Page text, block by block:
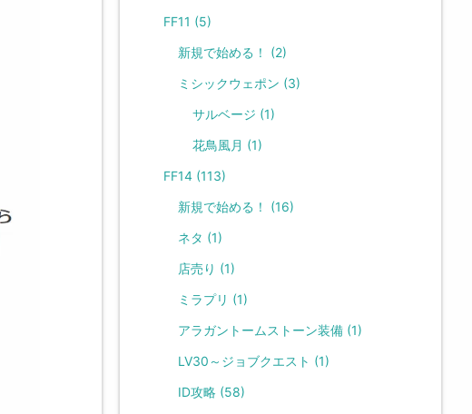
FF11 (5)
新規で始める！ (2)
ミシックウェポン (3)
サルベージ (1)
花鳥風月 (1)
FF14 (113)
新規で始める！ (16)
ネタ (1)
店売り (1)
ミラプリ (1)
アラガントームストーン装備 (1)
LV30～ジョブクエスト (1)
ID攻略 (58)